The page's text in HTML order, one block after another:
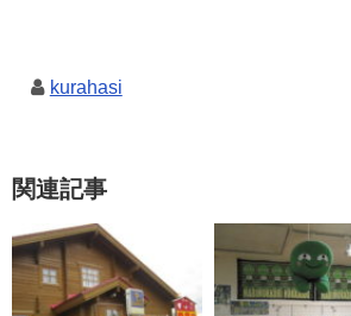
kurahasi
関連記事